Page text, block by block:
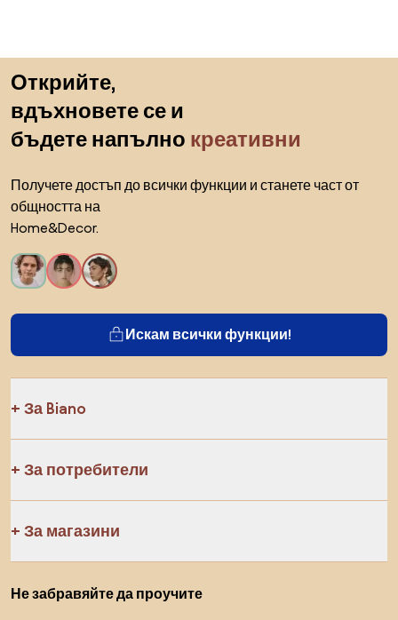
Открийте,
вдъхновете се и
бъдете напълно креативни
Получете достъп до всички функции и станете част от
общността на
Home&Decor.
Искам всички функции!
За Biano
За потребители
За магазини
Не забравяйте да проучите